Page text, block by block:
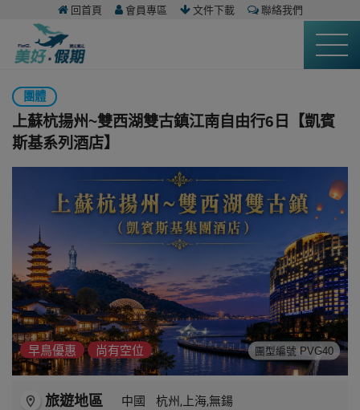
回首頁 會員專區 文件下載 聯絡我們
團體
上蘇杭揚州~雙西湖雙古鎮江南自由行6日【凱賓
斯基系列酒店】
早鳥優惠 尚有空位 團型編號 PVG40
room 旅遊地區 中國 杭州,上海,無鍚